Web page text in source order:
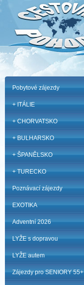
Pobytové zájezdy
+ ITÁLIE
+ CHORVATSKO
+ BULHARSKO
+ ŠPANĚLSKO
+ TURECKO
Poznávací zájezdy
EXOTIKA
Adventní 2026
LYŽE s dopravou
LYŽE autem
Zájezdy pro SENIORY 55+